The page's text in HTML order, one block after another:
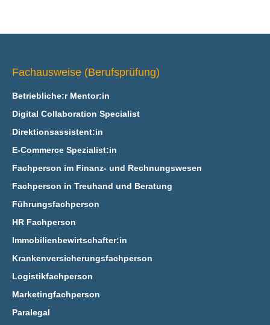
Fachausweise (Berufsprüfung)
Betriebliche:r Mentor:in
Digital Collaboration Specialist
Direktionsassistent:in
E‑Commerce Spezialist:in
Fachperson im Finanz- und Rechnungswesen
Fachperson in Treuhand und Beratung
Führungsfachperson
HR Fachperson
Immobilienbewirtschafter:in
Krankenversicherungsfachperson
Logistikfachperson
Marketingfachperson
Paralegal